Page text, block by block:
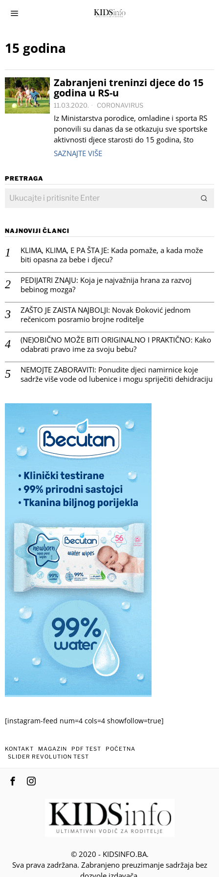
15 godina
Zabranjeni treninzi djece do 15
godina u RS-u
11.03.2020. CORONAVIRUS
Iz Ministarstva porodice, omladine i sporta RS
ponovili su danas da se otkazuju sve sportske
aktivnosti djece starosti do 15 godina, što
SAZNAJTE VIŠE
PRETRAGA
NAJNOVIJI ČLANCI
KLIMA, KLIMA, E PA ŠTA JE: Kada pomaže, a kada može
biti opasna za bebe i djecu?
PEDIJATRI ZNAJU: Koja je najvažnija hrana za razvoj
bebinog mozga?
ZAŠTO JE ZAISTA NAJBOLJI: Novak Đoković jednom
rečenicom posramio brojne roditelje
(NE)OBIČNO MOŽE BITI ORIGINALNO I PRAKTIČNO: Kako
odabrati pravo ime za svoju bebu?
NEMOJTE ZABORAVITI: Ponudite djeci namirnice koje
sadrže više vode od lubenice i mogu spriječiti dehidraciju
[instagram-feed num=4 cols=4 showfollow=true]
KONTAKT MAGAZIN PDF TEST
POČETNA
SLIDER REVOLUTION TEST
© 2020 - KIDSINFO.BA.
Sva prava zadržana. Zabranjeno preuzimanje sadržaja bez